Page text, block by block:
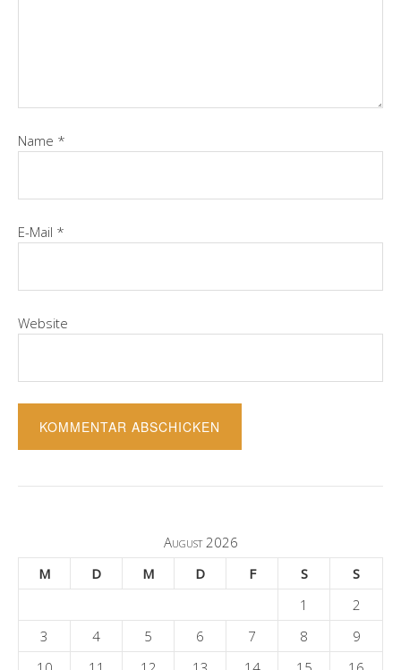
Name *
E-Mail *
Website
August 2026
M
D M D F S
S
1
2
3
4 5 6 7 8
9